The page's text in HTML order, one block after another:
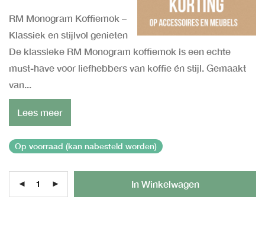
RM Monogram Koffiemok –
Klassiek en stijlvol genieten
De klassieke RM Monogram koffiemok is een echte
must-have voor liefhebbers van koffie én stijl. Gemaakt
van...
Lees meer
Op voorraad (kan nabesteld worden)
In Winkelwagen